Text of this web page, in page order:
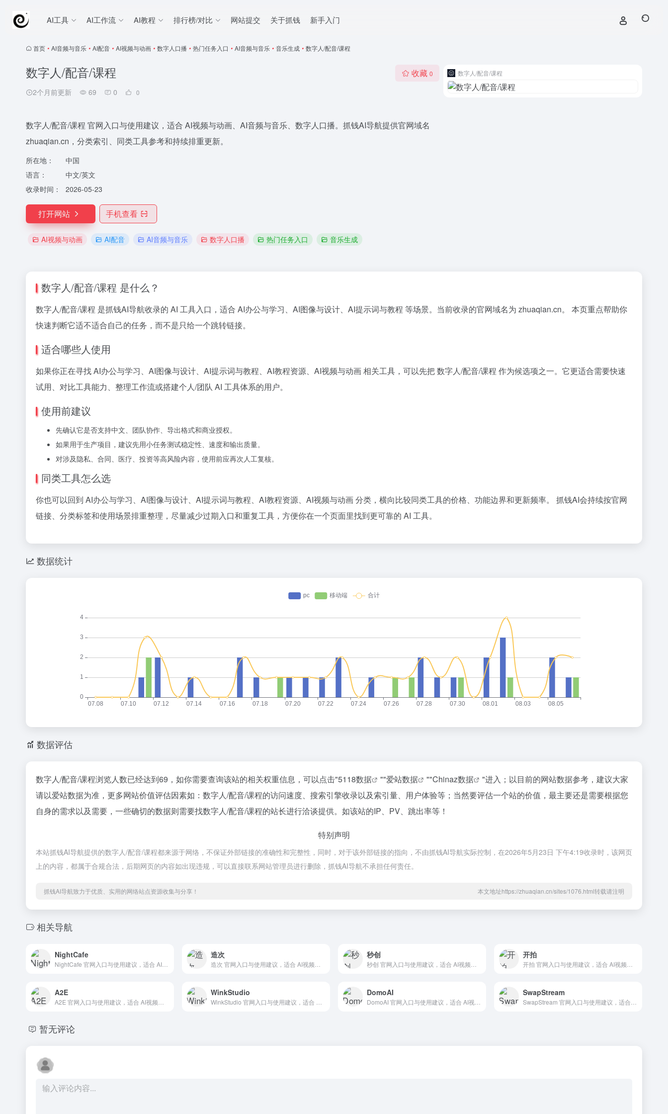
AI工具 AI工作流 AI教程 排行榜/对比 网站提交 关于抓钱 新手入门
首页 • AI音频与音乐 • AI配音 • AI视频与动画 • 数字人口播 • 热门任务入口 • AI音频与音乐 • 音乐生成 • 数字人/配音/课程
数字人/配音/课程
2个月前更新 69 0 0
收藏 0
数字人/配音/课程 官网入口与使用建议，适合 AI视频与动画、AI音频与音乐、数字人口播。抓钱AI导航提供官网域名
zhuaqian.cn，分类索引、同类工具参考和持续排重更新。
所在地：
中国
语言：
中文/英文
收录时间：
2026-05-23
打开网站 手机查看
AI视频与动画 AI配音 AI音频与音乐 数字人口播 热门任务入口 音乐生成
数字人/配音/课程
数字人/配音/课程 是什么？
数字人/配音/课程 是抓钱AI导航收录的 AI 工具入口，适合 AI办公与学习、AI图像与设计、AI提示词与教程 等场景。当前收录的官网域名为 zhuaqian.cn。 本页重点帮助你
快速判断它适不适合自己的任务，而不是只给一个跳转链接。
适合哪些人使用
如果你正在寻找 AI办公与学习、AI图像与设计、AI提示词与教程、AI教程资源、AI视频与动画 相关工具，可以先把 数字人/配音/课程 作为候选项之一。它更适合需要快速
试用、对比工具能力、整理工作流或搭建个人/团队 AI 工具体系的用户。
使用前建议
先确认它是否支持中文、团队协作、导出格式和商业授权。
如果用于生产项目，建议先用小任务测试稳定性、速度和输出质量。
对涉及隐私、合同、医疗、投资等高风险内容，使用前应再次人工复核。
同类工具怎么选
你也可以回到 AI办公与学习、AI图像与设计、AI提示词与教程、AI教程资源、AI视频与动画 分类，横向比较同类工具的价格、功能边界和更新频率。 抓钱AI会持续按官网
链接、分类标签和使用场景排重整理，尽量减少过期入口和重复工具，方便你在一个页面里找到更可靠的 AI 工具。
数据统计
数据评估
数字人/配音/课程浏览人数已经达到69，如你需要查询该站的相关权重信息，可以点击"5118数据 ""爱站数据 ""Chinaz数据
"进入；以目前的网站数据参考，建议大家
请以爱站数据为准，更多网站价值评估因素如：数字人/配音/课程的访问速度、搜索引擎收录以及索引量、用户体验等；当然要评估一个站的价值，最主要还是需要根据您
自身的需求以及需要，一些确切的数据则需要找数字人/配音/课程的站长进行洽谈提供。如该站的IP、PV、跳出率等！
特别声明
本站抓钱AI导航提供的数字人/配音/课程都来源于网络，不保证外部链接的准确性和完整性，同时，对于该外部链接的指向，不由抓钱AI导航实际控制，在2026年5月23日 下午4:19收录时，该网页
上的内容，都属于合规合法，后期网页的内容如出现违规，可以直接联系网站管理员进行删除，抓钱AI导航不承担任何责任。
抓钱AI导航致力于优质、实用的网络站点资源收集与分享！ 本文地址https://zhuaqian.cn/sites/1076.html转载请注明
相关导航
NightCafe 造次 秒创 开拍
A2E WinkStudio DomoAI SwapStream
暂无评论